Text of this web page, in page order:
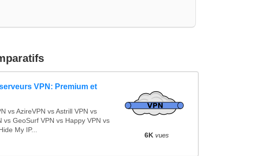
VPN: Premium et
vs AzireVPN vs Astrill VPN vs
vs GeoSurf VPN vs Happy VPN vs
My IP...
6K vues